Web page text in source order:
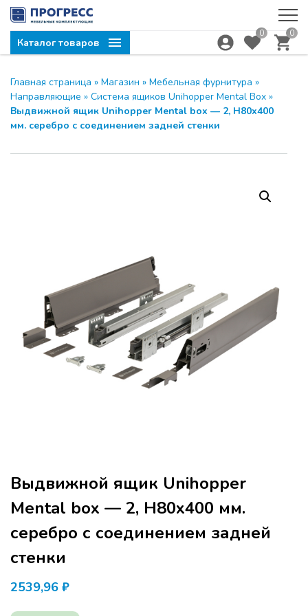
Каталог товаров
0 0
Главная страница » Магазин » Мебельная фурнитура »
Направляющие » Система ящиков Unihopper Mental Box »
Выдвижной ящик Unihopper Mental box — 2, Н80х400
мм. серебро с соединением задней стенки
Выдвижной ящик Unihopper
Mental box — 2, Н80х400 мм.
серебро с соединением задней
стенки
2539,96 ₽
Компания ПРОГРЕСС
приглашает на семинар
Программа семинара расчитана для
производителей мебели и дизайнеров.
ЗАКРЫТЬ